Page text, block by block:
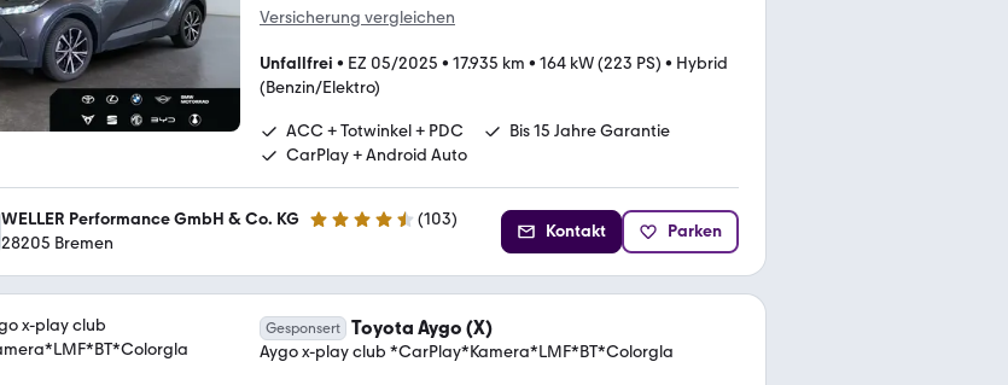
Versicherung vergleichen
Unfallfrei • EZ 05/2025 • 17.935 km • 164 kW (223 PS) • Hybrid
(Benzin/Elektro)
ACC + Totwinkel + PDC
Bis 15 Jahre Garantie
CarPlay + Android Auto
WELLER Performance GmbH & Co. KG 4.3 Sterne (103)
28205 Bremen
Kontakt Parken
Gesponsert Toyota Aygo (X)
Aygo x-play club *CarPlay*Kamera*LMF*BT*Colorgla